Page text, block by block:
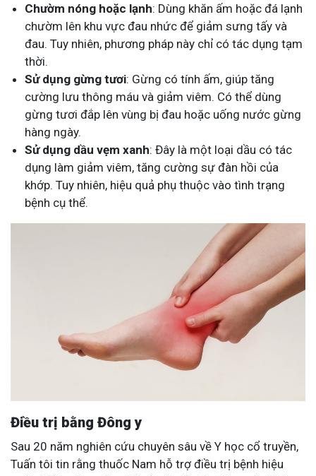
Chườm nóng hoặc lạnh: Dùng khăn ấm hoặc đá lạnh
chườm lên khu vực đau nhức để giảm sưng tấy và
đau. Tuy nhiên, phương pháp này chỉ có tác dụng tạm
thời.
Sử dụng gừng tươi: Gừng có tính ấm, giúp tăng
cường lưu thông máu và giảm viêm. Có thể dùng
gừng tươi đắp lên vùng bị đau hoặc uống nước gừng
hàng ngày.
Sử dụng dầu vẹm xanh: Đây là một loại dầu có tác
dụng làm giảm viêm, tăng cường sự đàn hồi của
khớp. Tuy nhiên, hiệu quả phụ thuộc vào tình trạng
bệnh cụ thể.
Điều trị bằng Đông y
Sau 20 năm nghiên cứu chuyên sâu về Y học cổ truyền,
Tuấn tôi tin rằng thuốc Nam hỗ trợ điều trị bệnh hiệu